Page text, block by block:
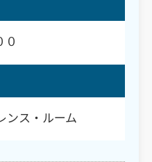
ンス・ルーム